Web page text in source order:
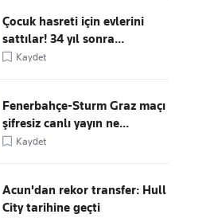
Çocuk hasreti için evlerini
sattılar! 34 yıl sonra...
Kaydet
Fenerbahçe-Sturm Graz maçı
şifresiz canlı yayın ne...
Kaydet
Acun'dan rekor transfer: Hull
City tarihine geçti